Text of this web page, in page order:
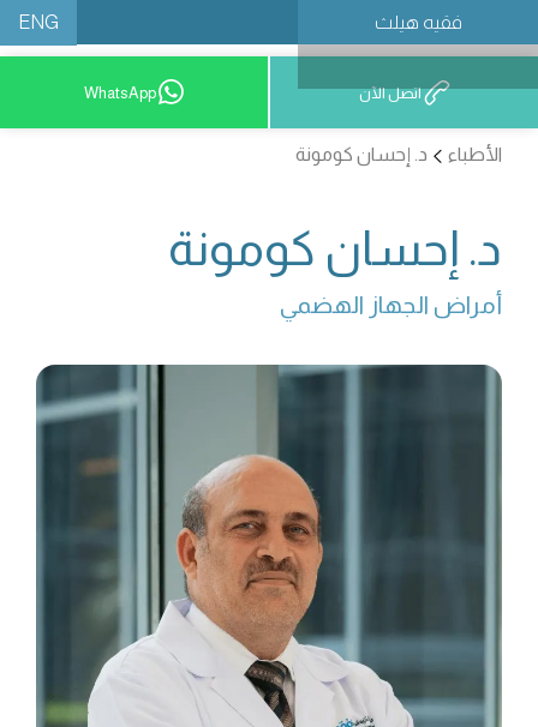
فقيه هيلث ENG
احجز موعدًا اتصل الآن WhatsApp
الأطباء د. إحسان كومونة
د. إحسان كومونة
أمراض الجهاز الهضمي